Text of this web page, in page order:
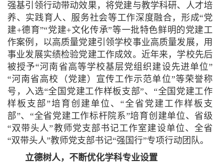
强基引领行动带动效果，将党建与教学科研、人才培
养、实践育人、服务社会等工作深度融合，形成“党
建+德育”“党建+文化传承”等一批特色鲜明的党建工
作案例，以高质量党建引领学校事业高质量发展，用
事业发展实绩检验党建工作成效。近年来，学校先后
被授予“河南省高等学校基层党组织建设先进单位”
“河南省高校（党建）宣传工作示范单位”等荣誉称
号，入选“全国党建工作样板支部”、“全国党建工作
样板支部”培育创建单位、“全省党建工作样板支
部”、“全省党建工作标杆院系”培育创建单位、省级
“双带头人”教师党支部书记工作室建设单位、全省
“双带头人”教师党支部书记“强国行”专项行动团队。
立德树人，不断优化学科专业设置